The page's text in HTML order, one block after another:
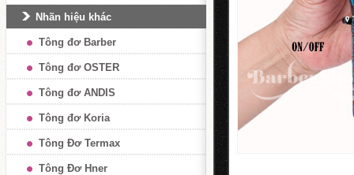
Nhãn hiệu khác
Tông đơ Barber
Tông đơ OSTER
Tông đơ ANDIS
Tông đơ Koria
Tông Đơ Termax
Tông Đơ Hner